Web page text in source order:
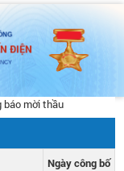
ĐIỆN
báo mời thầu
Ngày công bố